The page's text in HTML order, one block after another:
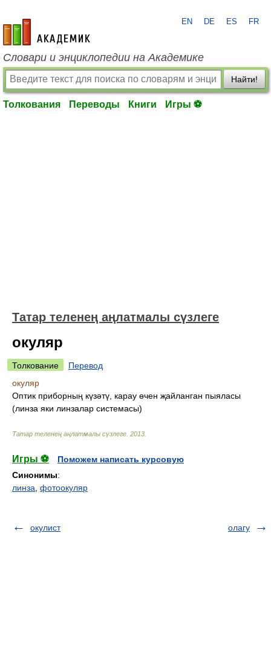
academic.ru
EN DE ES FR
Словари и энциклопедии на Академике
Найти!
Толкования Переводы Книги Игры ⚽
Татар теленең аңлатмалы сүзлеге
окуляр
Толкование
Перевод
окуляр
Оптик приборның күзәтү, карау өчен җайланган пыяласы
(линза яки линзалар системасы)
Татар теленең аңлатмалы сүзлеге 2013
Игры ⚽
Поможем написать курсовую
Синонимы:
линза фотоокуляр
окулист олагу